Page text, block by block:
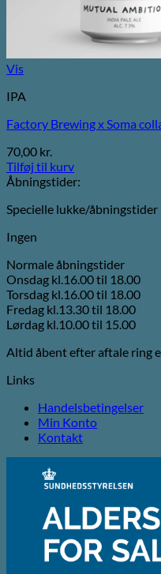
Vis
IPA
Factory Brewing x Soma
70,00 kr.
Tilføj til kurv
Åbningstider:
Specielle lukke/åbningstider
Ingen
Normale åbningstider
Onsdag kl.16.00 til 18.00
Torsdag kl.16.00 til 18.00
Fredag kl.13.30 til 18.00
Lørdag kl.10.00 til 15.00
Altid åbent efter aftale ring
Links
Handelsbetingelser
Min Konto
Kontakt